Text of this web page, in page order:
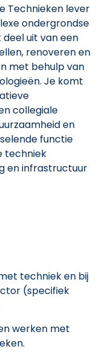
Technieken lever
ondergrondse
uit van een
renoveren en
met behulp van
Je komt
collegiale
en
functie
techniek
en infrastructuur
techniek en bij
(specifiek
werken met